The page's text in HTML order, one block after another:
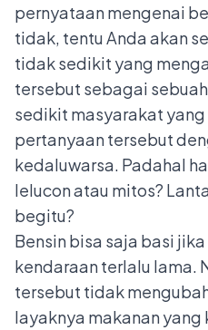
pernyataan mengenai
tidak, tentu Anda akan
tidak sedikit yang
tersebut sebagai
sedikit masyarakat
pertanyaan tersebut
kedaluwarsa. Padahal
lelucon atau mitos?
begitu?
Bensin bisa saja basi
kendaraan terlalu lama.
tersebut tidak
layaknya makanan yang